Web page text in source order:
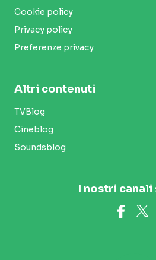
Cookie policy
Privacy policy
Preferenze privacy
Altri contenuti
TVBlog
Cineblog
Soundsblog
I nostri canali